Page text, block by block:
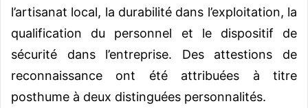
l’artisanat local, la durabilité dans l’exploitation, la
qualification du personnel et le dispositif de
sécurité dans l’entreprise. Des attestions de
reconnaissance ont été attribuées à titre
posthume à deux distinguées personnalités.